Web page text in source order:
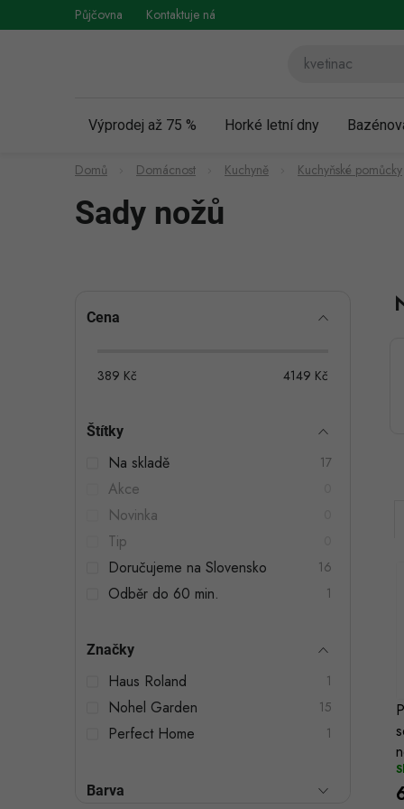
na
Půjčovna Kontaktuje nás
Výprodej až 75 % Horké letní dny
Domů Domácnost Kuchyně Kuchyňské pomůcky
Sady nožů
P
a
Cena
389 Kč 4149 Kč
Štítky
Na skladě 17
Akce
Novinka
Tip
Doručujeme na Slovensko 16
Odběr do 60 min. 1
Značky
Haus Roland 1
Nohel Garden 15
Perfect Home 1
Barva
r
s
r